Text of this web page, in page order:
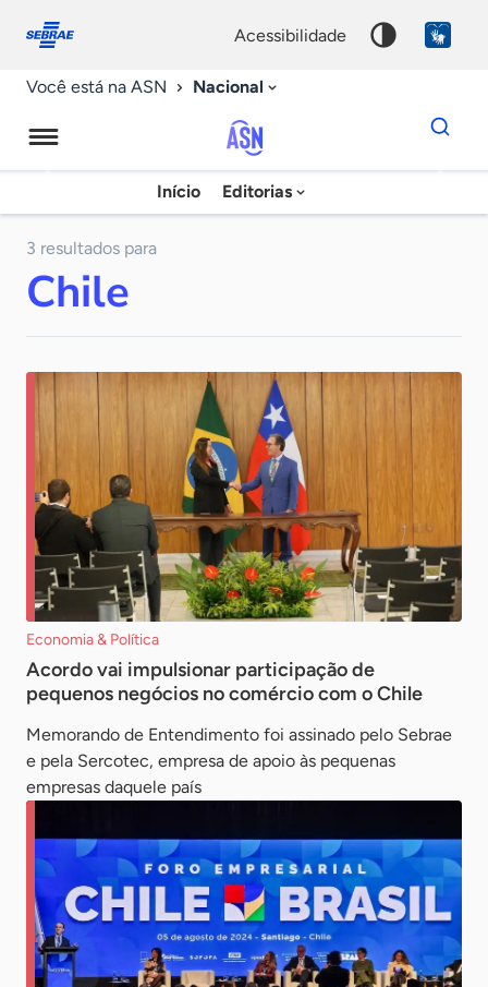
conosco
acessibilidade
Você está na ASN Nacional
Agência
Sebrae
Início Editorias
Dados
para
chave
3 resultados para
Chile
Economia & Política
Acordo vai impulsionar participação de
pequenos negócios no comércio com o Chile
Memorando de Entendimento foi assinado pelo Sebrae
e pela Sercotec, empresa de apoio às pequenas
empresas daquele país